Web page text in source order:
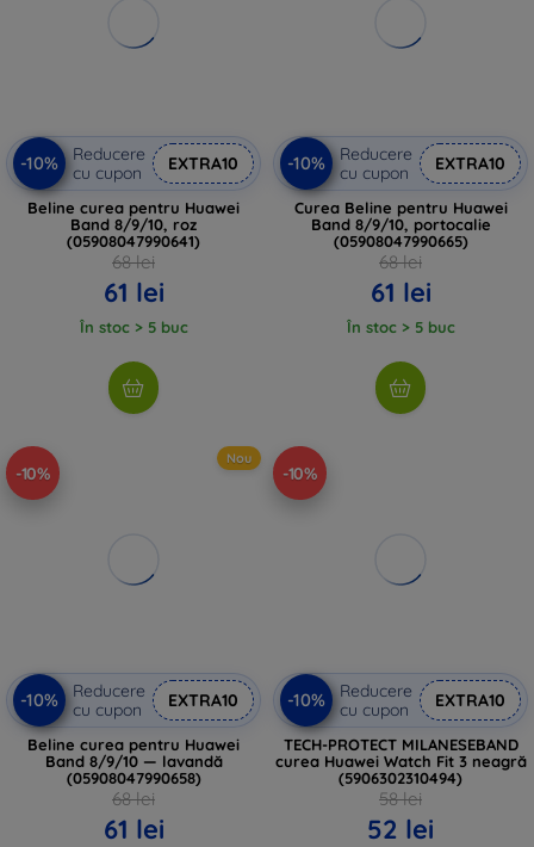
-10%
Reducere
cu cupon
EXTRA10
Beline curea pentru Huawei
Band 8/9/10, roz
(05908047990641)
68 lei
61 lei
În stoc > 5 buc
-10%
Reducere
cu cupon
EXTRA10
Curea Beline pentru Huawei
Band 8/9/10, portocalie
(05908047990665)
68 lei
61 lei
În stoc > 5 buc
-10%
Nou
-10%
Reducere
cu cupon
EXTRA10
Beline curea pentru Huawei
Band 8/9/10 — lavandă
(05908047990658)
68 lei
61 lei
-10%
-10%
Reducere
cu cupon
EXTRA10
TECH-PROTECT MILANESEBAND
curea Huawei Watch Fit 3 neagră
(5906302310494)
58 lei
52 lei